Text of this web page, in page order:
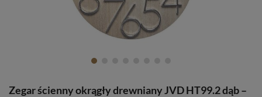
Zegar ścienny okrągły drewniany JVD HT99.2 dąb –